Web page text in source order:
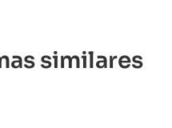
similares